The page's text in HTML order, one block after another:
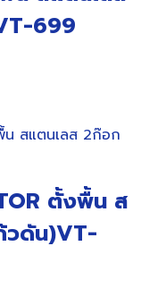
699
ตั้งพื้น ส
วดัน)VT-